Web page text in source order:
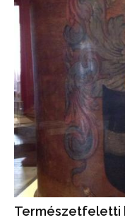
Természetfeletti